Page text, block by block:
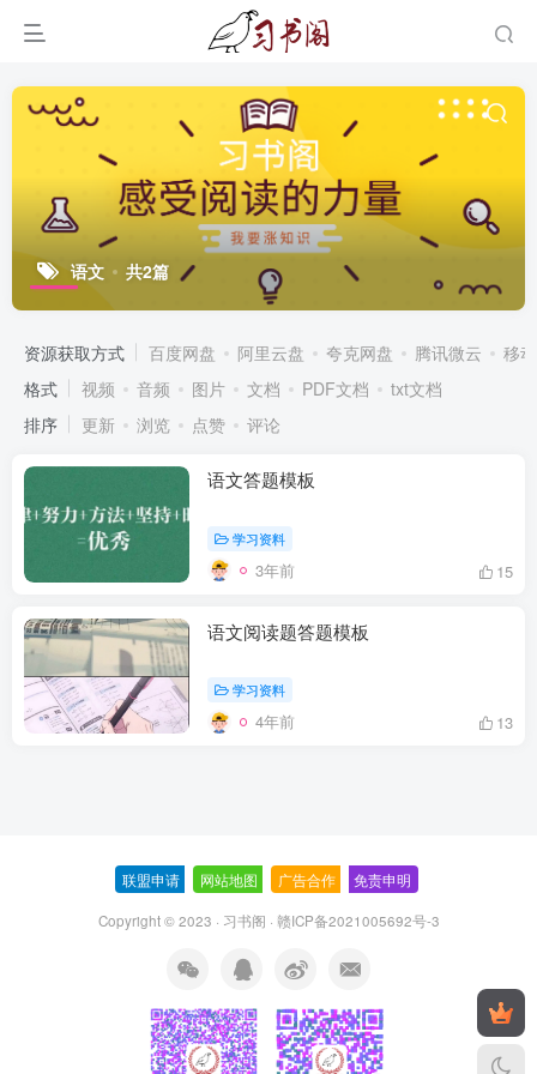
语文 共2篇
资源获取方式 百度网盘 阿里云盘 夸克网盘 腾讯微云
移
格式
视频 音频 图片 文档 PDF文档
txt文档
排序
更新 浏览 点赞 评论
语文答题模板
学习资料
3年前 15
语文阅读题答题模板
学习资料
4年前 13
联盟申请 网站地图 广告合作 免责申明
Copyright © 2023 · 习书阁 · 赣ICP备2021005692号-3